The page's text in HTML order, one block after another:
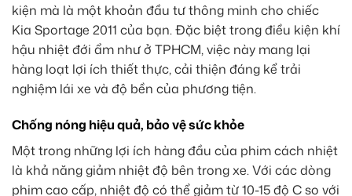
kiện mà là một khoản đầu tư thông minh cho chiếc
Kia Sportage 2011 của bạn. Đặc biệt trong điều kiện khí
hậu nhiệt đới ẩm như ở TPHCM, việc này mang lại
hàng loạt lợi ích thiết thực, cải thiện đáng kể trải
nghiệm lái xe và độ bền của phương tiện.
Chống nóng hiệu quả, bảo vệ sức khỏe
Một trong những lợi ích hàng đầu của phim cách nhiệt
là khả năng giảm nhiệt độ bên trong xe. Với các dòng
phim cao cấp, nhiệt độ có thể giảm từ 10-15 độ C so với